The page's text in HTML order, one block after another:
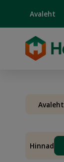
Avaleht
Avaleht
Hinnad